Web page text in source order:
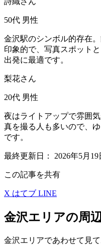
50代 男性
金沢駅のシンボル的存在
印象的で、写真スポット
出発に最適です。
梨花さん
20代 男性
夜はライトアップで雰囲
真を撮る人も多いので、
です。
最終更新日： 2026年5月19
この記事を共有
X はてブ LINE
金沢エリアの周
金沢エリアであわせて見